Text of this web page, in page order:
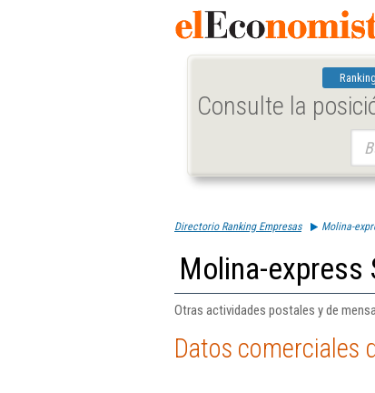
Consulte la
Directorio Ranking Empresas Molina-
Molina-express
Otras actividades postales y de
Datos comerciales